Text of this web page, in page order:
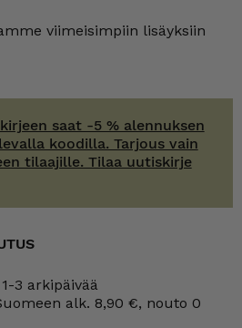
viimeisimpiin lisäyksiin
saat -5 % alennuksen
koodilla. Tarjous vain
tilaajille. Tilaa uutiskirje
3 arkipäivää
alk. 8,90 €, nouto 0